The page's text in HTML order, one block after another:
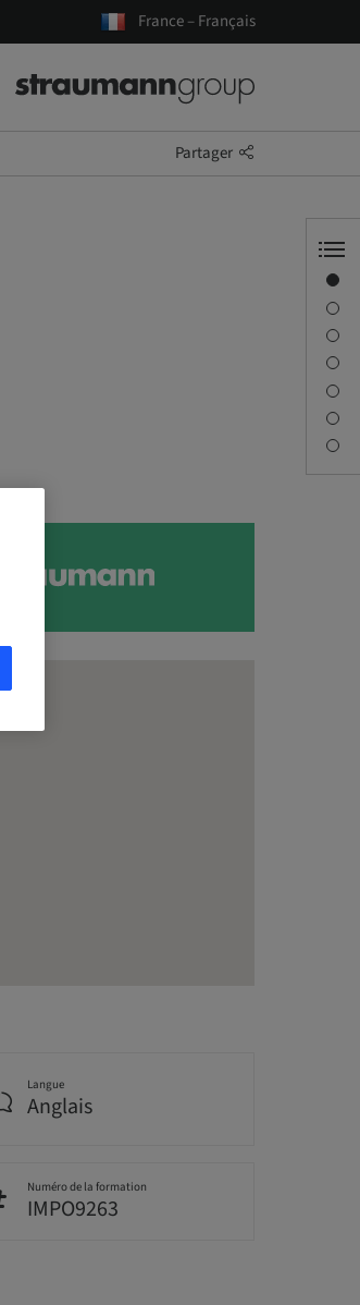
France – Français
Partager
Langue
Anglais
Numéro de la formation
IMPO9263